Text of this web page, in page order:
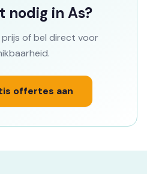
nodig in As?
prijs of bel direct voor
offertes aan